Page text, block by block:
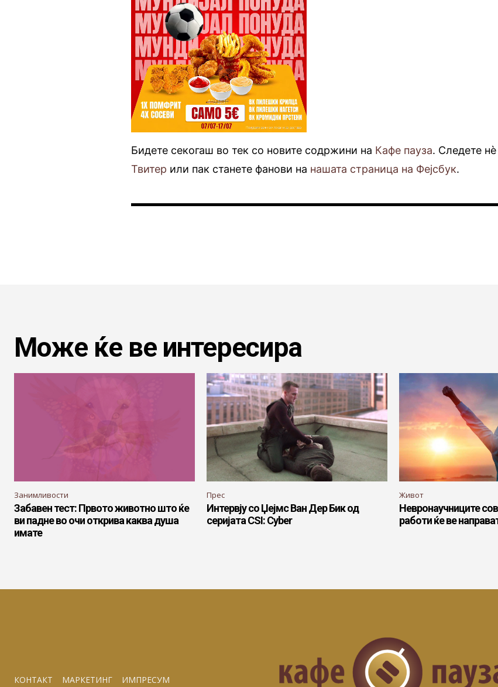
Бидете секогаш во тек со новите содржини на Кафе пауза. Следете нè
Твитер или пак станете фанови на нашата страница на Фејсбук.
Може ќе ве интересира
Занимливости
Забавен тест: Првото животно што ќе
ви падне во очи открива каква душа
имате
Прес
Интервју со Џејмс Ван Дер Бик од
серијата CSI: Cyber
Живот
Невронаучниците
работи ќе ве
КОНТАКТ МАРКЕТИНГ ИМПРЕСУМ